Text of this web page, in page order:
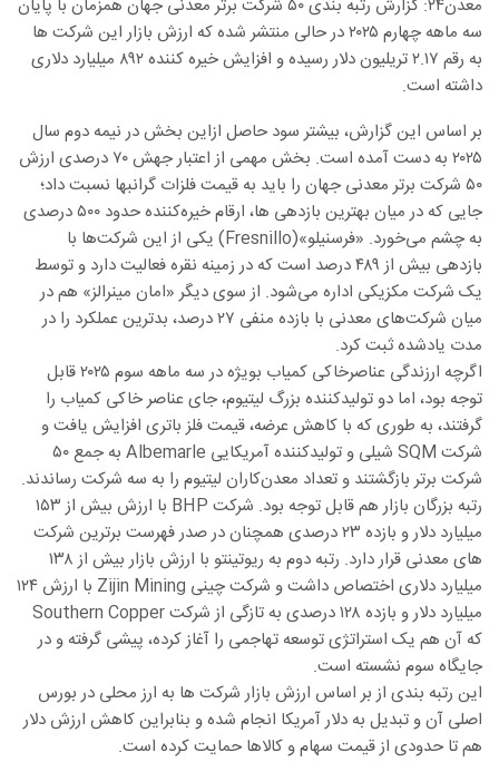
معدن۲۴: گزارش رتبه بندی ۵۰ شرکت برتر معدنی جهان همزمان با پایان
سه ماهه چهارم ۲۰۲۵ در حالی منتشر شده که ارزش بازار این شرکت ها
به رقم ۲.۱۷ تریلیون دلار رسیده و افزایش خیره کننده ۸۹۲ میلیارد دلاری
داشته است.
بر اساس این گزارش، بیشتر سود حاصل ازاین بخش در نیمه دوم سال
۲۰۲۵ به دست آمده است. بخش مهمی از اعتبار جهش ۷۰ درصدی ارزش
۵۰ شرکت برتر معدنی جهان را باید به قیمت فلزات گرانبها نسبت داد؛
جایی که در میان بهترین بازدهی ها، ارقام خیره‌کننده حدود ۵۰۰ درصدی
به چشم می‌خورد. «فرسنیلو»(Fresnillo) یکی از این شرکت‌ها با
بازدهی بیش از ۴۸۹ درصد است که در زمینه نقره فعالیت دارد و توسط
یک شرکت مکزیکی اداره می‌شود. از سوی دیگر «امان مینرالز» هم در
میان شرکت‌های معدنی با بازده منفی ۲۷ درصد، بدترین عملکرد را در
مدت یادشده ثبت کرد.
اگرچه ارزندگی عناصرخاکی کمیاب بویژه در سه ماهه سوم ۲۰۲۵ قابل
توجه بود، اما دو تولیدکننده بزرگ لیتیوم، جای عناصر خاکی کمیاب را
گرفتند، به طوری که با کاهش عرضه، قیمت فلز باتری افزایش یافت و
شرکت SQM شیلی و تولیدکننده آمریکایی Albemarle به جمع ۵۰
شرکت برتر بازگشتند و تعداد معدن‌کاران لیتیوم را به سه شرکت رساندند.
رتبه بزرگان بازار هم قابل توجه بود. شرکت BHP با ارزش بیش از ۱۵۳
میلیارد دلار و بازده ۲۳ درصدی همچنان در صدر فهرست برترین شرکت
های معدنی قرار دارد. رتبه دوم به ریوتینتو با ارزش بازار بیش از ۱۳۸
میلیارد دلاری اختصاص داشت و شرکت چینی Zijin Mining با ارزش ۱۲۴
میلیارد دلار و بازده ۱۲۸ درصدی به تازگی از شرکت Southern Copper
که آن هم یک استراتژی توسعه تهاجمی را آغاز کرده، پیشی گرفته و در
جایگاه سوم نشسته است.
این رتبه بندی از بر اساس ارزش بازار شرکت ها به ارز محلی در بورس
اصلی آن و تبدیل به دلار آمریکا انجام شده و بنابراین کاهش ارزش دلار
هم تا حدودی از قیمت سهام و کالاها حمایت کرده است.